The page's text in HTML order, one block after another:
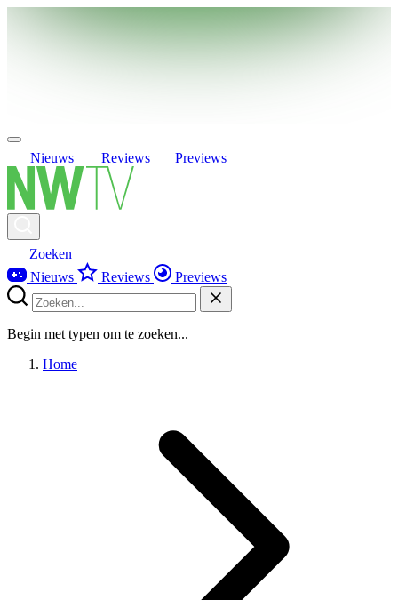
Nieuws Reviews Previews
Zoeken
Nieuws
Reviews Previews
Begin met typen om te zoeken...
Home